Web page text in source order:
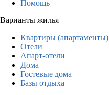
Помощь
Варианты жилья
Квартиры (апартаменты)
Отели
Апарт-отели
Дома
Гостевые дома
Базы отдыха